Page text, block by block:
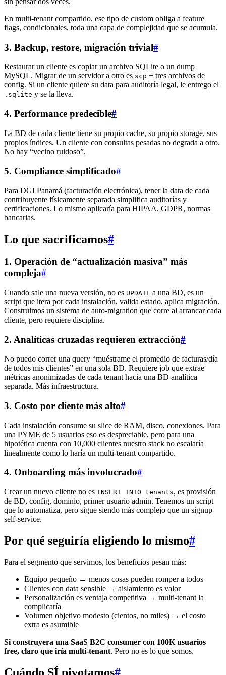
En multi-tenant compartido, ese tipo de custom obliga a feature
flags, condicionales, toda una capa de complejidad que se acumula.
3. Backup, restore, migración trivial#
Restaurar un cliente es copiar un archivo SQLite o un dump
MySQL. Migrar de un servidor a otro es scp + tres archivos de
config. Si un cliente quiere su data para auditoría legal, le entrego el
.sqlite y se la lleva.
4. Performance predecible#
La BD de cada cliente tiene su propio cache, su propio storage, sus
propios índices. Un cliente con consultas pesadas no degrada a otro.
No hay “vecino ruidoso”.
5. Compliance simplificado#
Para DGI Panamá (facturación electrónica), tener la data de cada
contribuyente físicamente separada simplifica auditorías y
certificaciones. Lo mismo aplicaría para HIPAA, GDPR, normas
bancarias.
Lo que sacrificamos#
1. Operación de “actualización masiva” más
compleja#
Cuando sale una nueva versión, no es UPDATE a una BD, es un
script que itera por cada instalación, valida estado, aplica migración.
Construimos un sistema de auto-migration que corre al arrancar cada
cliente, pero requiere disciplina.
2. Analíticas cruzadas requieren extracción#
No puedo correr una query “muéstrame el promedio de facturas/día
de todos mis clientes” en una sola BD. Requiere job que extrae
métricas anonimizadas de cada tenant hacia una BD analítica
separada. Más infraestructura.
3. Costo por cliente más alto#
Cada instalación consume su slice de RAM, disco, conexiones. Para
una PYME de 5 usuarios eso es despreciable, pero para una
hipotética cuenta con 10,000 clientes nuestro stack no escalaría
linealmente como lo haría un multi-tenant compartido.
4. Onboarding más involucrado#
Crear un nuevo cliente no es INSERT INTO tenants, es provisión
de BD, config, dominio, primer usuario admin. Tenemos un script
que lo automatiza, pero sigue siendo más complejo que un signup
self-service.
Por qué seguiría eligiendo lo mismo#
Para el segmento que servimos, los beneficios pesan más:
Equipo pequeño → menos cosas pueden romper a todos
Clientes con data sensible → aislamiento es valor
Personalización es ventaja competitiva → multi-tenant la
complicaría
Volumen objetivo modesto (cientos, no miles) → el costo
extra es asumible
Si construyera una SaaS B2C consumer con 100K usuarios
free, claro que iría multi-tenant. Pero no es lo que somos.